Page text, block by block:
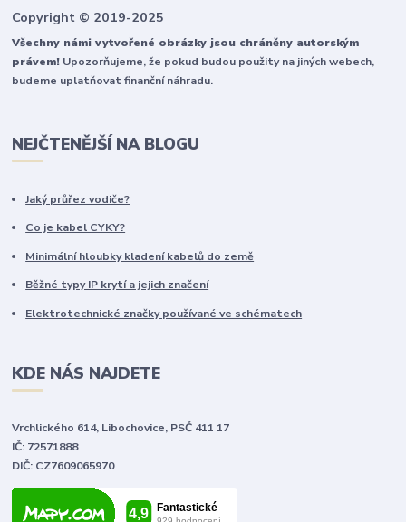
Copyright © 2019-2025
Všechny námi vytvořené obrázky jsou chráněny autorským
právem! Upozorňujeme, že pokud budou použity na jiných webech,
budeme uplatňovat finanční náhradu.
NEJČTENĚJŠÍ NA BLOGU
Jaký průřez vodiče?
Co je kabel CYKY?
Minimální hloubky kladení kabelů do země
Běžné typy IP krytí a jejich značení
Elektrotechnické značky používané ve schématech
KDE NÁS NAJDETE
Vrchlického 614, Libochovice, PSČ 411 17
IČ: 72571888
DIČ: CZ7609065970